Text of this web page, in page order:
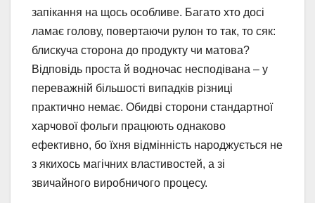
запікання на щось особливе. Багато хто досі
ламає голову, повертаючи рулон то так, то сяк:
блискуча сторона до продукту чи матова?
Відповідь проста й водночас несподівана – у
переважній більшості випадків різниці
практично немає. Обидві сторони стандартної
харчової фольги працюють однаково
ефективно, бо їхня відмінність народжується не
з якихось магічних властивостей, а зі
звичайного виробничого процесу.